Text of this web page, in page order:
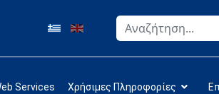
Αναζήτηση
Services Χρήσιμες Πληροφορίες